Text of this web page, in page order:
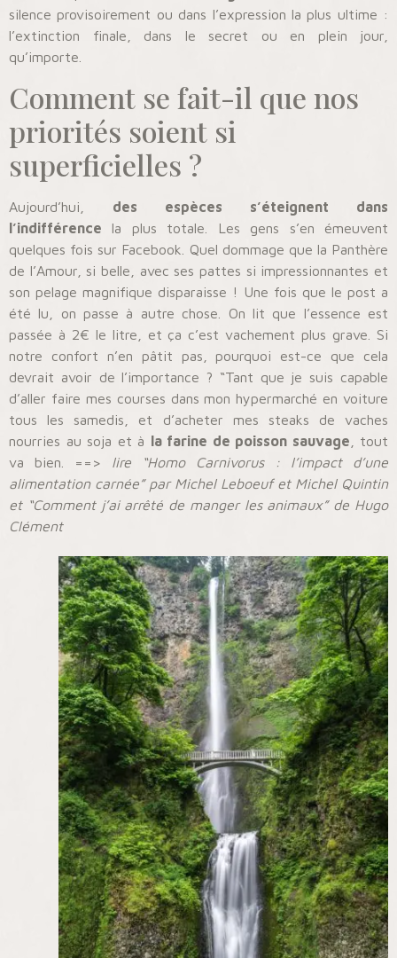
silence provisoirement ou dans l’expression la plus ultime :
l’extinction finale, dans le secret ou en plein jour,
qu’importe.
Comment se fait-il que nos
priorités soient si
superficielles ?
Aujourd’hui, des espèces s’éteignent dans
l’indifférence la plus totale. Les gens s’en émeuvent
quelques fois sur Facebook. Quel dommage que la Panthère
de l’Amour, si belle, avec ses pattes si impressionnantes et
son pelage magnifique disparaisse ! Une fois que le post a
été lu, on passe à autre chose. On lit que l’essence est
passée à 2€ le litre, et ça c’est vachement plus grave. Si
notre confort n’en pâtit pas, pourquoi est-ce que cela
devrait avoir de l’importance ? “Tant que je suis capable
d’aller faire mes courses dans mon hypermarché en voiture
tous les samedis, et d’acheter mes steaks de vaches
nourries au soja et à la farine de poisson sauvage , tout
va bien. ==> lire “Homo Carnivorus : l’impact d’une
alimentation carnée” par Michel Leboeuf et Michel Quintin
et “Comment j’ai arrêté de manger les animaux” de Hugo
Clément